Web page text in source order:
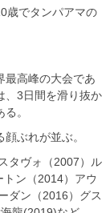
歳でタンパアマの
最高峰の大会であ
、3日間を滑り抜か
。
ぶれが並ぶ。
タヴォ（2007）ル
ン（2014）アウ
ダン（2016）グス